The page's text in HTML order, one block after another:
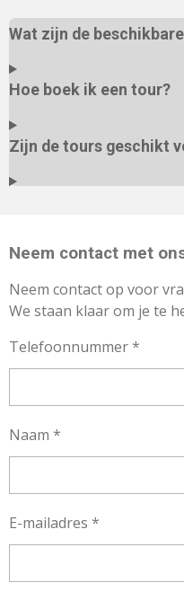
Wat zijn de
Hoe boek ik een tour?
Zijn de tours geschikt
Neem contact met
Neem contact op voor
We staan klaar om je te
Telefoonnummer *
Naam *
E-mailadres *